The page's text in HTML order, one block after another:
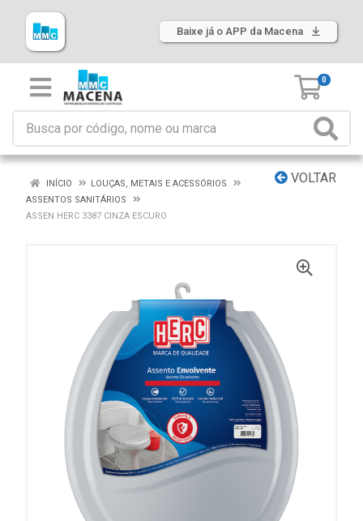
Baixe já o APP da Macena
0
VOLTAR
INÍCIO
LOUÇAS, METAIS E ACESSÓRIOS
ASSENTOS SANITÁRIOS
ASSEN HERC 3387 CINZA ESCURO